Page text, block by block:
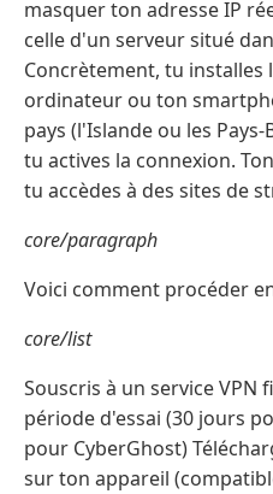
masquer ton adresse IP
celle d'un serveur situé
Concrètement, tu installes
ordinateur ou ton
pays (l'Islande ou les
tu actives la connexion.
tu accèdes à des sites de
core/paragraph
Voici comment procéder
core/list
Souscris à un service VPN
période d'essai (30 jours
pour CyberGhost)
sur ton appareil